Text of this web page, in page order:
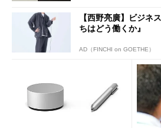
【西野亮廣】ビジ
ちはどう働くか』
AD（FINCHI on GOETHE）